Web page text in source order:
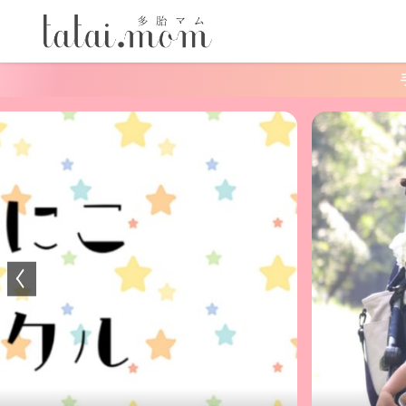
手軽にできる！おうちあ